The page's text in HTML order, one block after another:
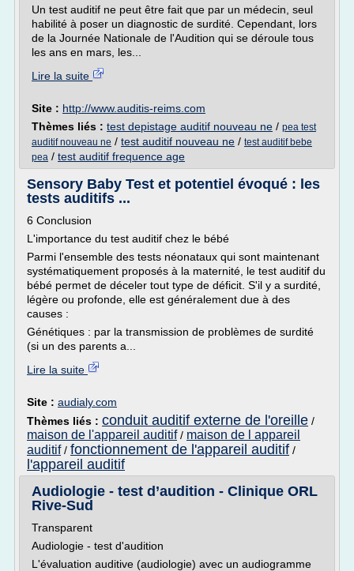
Un test auditif ne peut être fait que par un médecin, seul
habilité à poser un diagnostic de surdité. Cependant, lors
de la Journée Nationale de l'Audition qui se déroule tous
les ans en mars, les...
Lire la suite
Site : http://www.auditis-reims.com
Thèmes liés : test depistage auditif nouveau ne / pea test
auditif nouveau ne / test auditif nouveau ne / test auditif bebe
pea / test auditif frequence age
Sensory Baby Test et potentiel évoqué : les
tests auditifs ...
6 Conclusion
L'importance du test auditif chez le bébé
Parmi l'ensemble des tests néonataux qui sont maintenant
systématiquement proposés à la maternité, le test auditif du
bébé permet de déceler tout type de déficit. S'il y a surdité,
légère ou profonde, elle est généralement due à des
causes :
Génétiques : par la transmission de problèmes de surdité
(si un des parents a...
Lire la suite
Site : audialy.com
Thèmes liés : conduit auditif externe de l'oreille /
maison de l'appareil auditif/ maison de l appareil
auditif/ fonctionnement de l'appareil auditif /
l'appareil auditif
Audiologie - test d’audition - Clinique ORL
Rive-Sud
Transparent
Audiologie - test d'audition
L'évaluation auditive (audiologie) avec un audiogramme